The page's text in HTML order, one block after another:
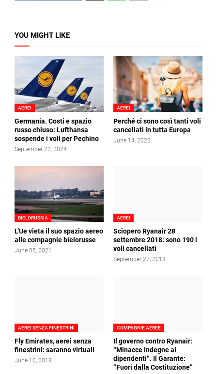
YOU MIGHT LIKE
AEREI
Germania. Costi e spazio
russo chiuso: Lufthansa
sospende i voli per Pechino
September 22, 2024
AEREI
Perché ci sono così tanti voli
cancellati in tutta Europa
June 14, 2022
BIELORUSSIA
L’Ue vieta il suo spazio aereo
alle compagnie bielorusse
June 05, 2021
AEREI
Sciopero Ryanair 28
settembre 2018: sono 190 i
voli cancellati
September 27, 2018
AEREI SENZA FINESTRINI
Fly Emirates, aerei senza
finestrini: saranno virtuali
June 10, 2018
COMPAGNIE AEREE
Il governo contro Ryanair:
“Minacce indegne ai
dipendenti”. Il Garante:
“Fuori dalla Costituzione”